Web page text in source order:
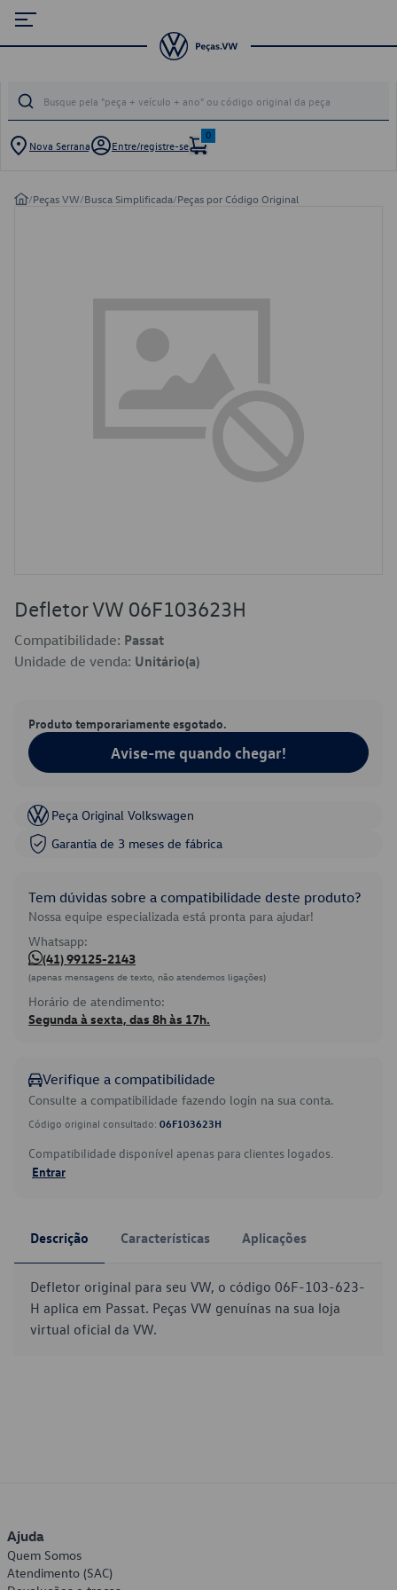
Nova Serrana Entre/registre-se
0
/Peças VW/Busca Simplificada/Peças por Código Original
Defletor VW 06F103623H
Compatibilidade: Passat
Unidade de venda: Unitário(a)
Produto temporariamente esgotado.
Avise-me quando chegar!
Peça Original Volkswagen
Garantia de 3 meses de fábrica
Tem dúvidas sobre a compatibilidade deste produto?
Nossa equipe especializada está pronta para ajudar!
Whatsapp:
(41) 99125-2143
(apenas mensagens de texto, não atendemos ligações)
Horário de atendimento:
Segunda à sexta, das 8h às 17h.
Verifique a compatibilidade
Consulte a compatibilidade fazendo login na sua conta.
Código original consultado: 06F103623H
Compatibilidade disponível apenas para clientes logados.
Entrar
Descrição Características Aplicações
Defletor original para seu VW, o código 06F-103-623-
H aplica em Passat. Peças VW genuínas na sua loja
virtual oficial da VW.
Ajuda
Quem Somos
Atendimento (SAC)